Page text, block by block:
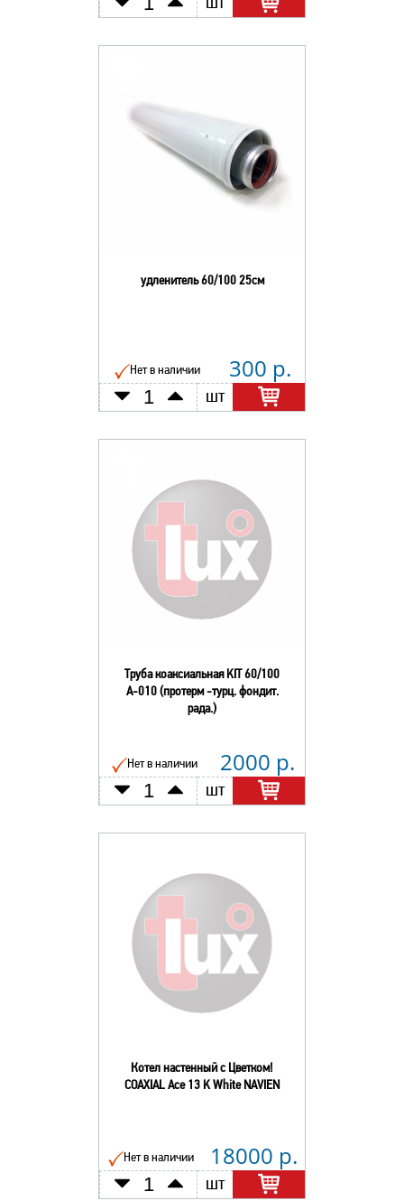
удленитель 60/100 25см
Нет в наличии 300 р.
шт
Труба коаксиальная KIT 60/100
А-010 (протерм -турц. фондит.
рада.)
Нет в наличии 2000 р.
шт
Котел настенный с Цветком!
COAXIAL Ace 13 K White NAVIEN
Нет в наличии 18000 р.
шт